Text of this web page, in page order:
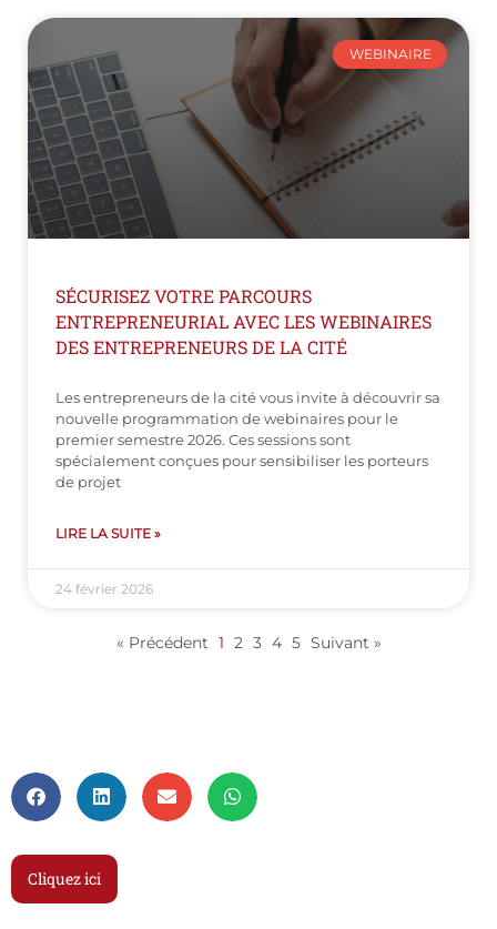
WEBINAIRE
SÉCURISEZ VOTRE PARCOURS
ENTREPRENEURIAL AVEC LES WEBINAIRES
DES ENTREPRENEURS DE LA CITÉ
Les entrepreneurs de la cité vous invite à découvrir sa
nouvelle programmation de webinaires pour le
premier semestre 2026. Ces sessions sont
spécialement conçues pour sensibiliser les porteurs
de projet
LIRE LA SUITE »
24 février 2026
« Précédent 1 2 3 4 5 Suivant »
Cliquez ici